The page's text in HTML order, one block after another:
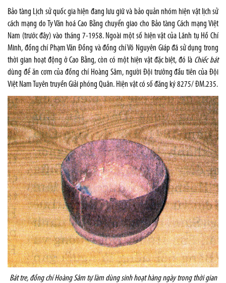
Bảo tàng Lịch sử quốc gia hiện đang lưu giữ và bảo quản nhóm hiện vật lịch sử
cách mạng do Ty Văn hoá Cao Bằng chuyển giao cho Bảo tàng Cách mạng Việt
Nam (trước đây) vào tháng 7-1958. Ngoài một số hiện vật của Lãnh tụ Hồ Chí
Minh, đồng chí Phạm Văn Đồng và đồng chí Võ Nguyên Giáp đã sử dụng trong
thời gian hoạt động ở Cao Bằng, còn có một hiện vật đặc biệt, đó là Chiếc bát
dùng để ăn cơm của đồng chí Hoàng Sâm, người Đội trưởng đầu tiên của Đội
Việt Nam Tuyên truyền Giải phóng Quân. Hiện vật có số đăng ký 8275/ ĐM.235.
Bát tre, đồng chí Hoàng Sâm tự làm dùng sinh hoạt hàng ngày trong thời gian